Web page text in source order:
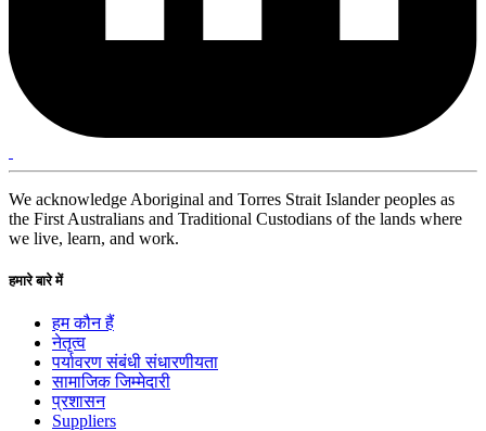
We acknowledge Aboriginal and Torres Strait Islander peoples as
the First Australians and Traditional Custodians of the lands where
we live, learn, and work.
हमारे बारे में
हम कौन हैं
नेतृत्व
पर्यावरण संबंधी संधारणीयता
सामाजिक जिम्मेदारी
प्रशासन
Suppliers